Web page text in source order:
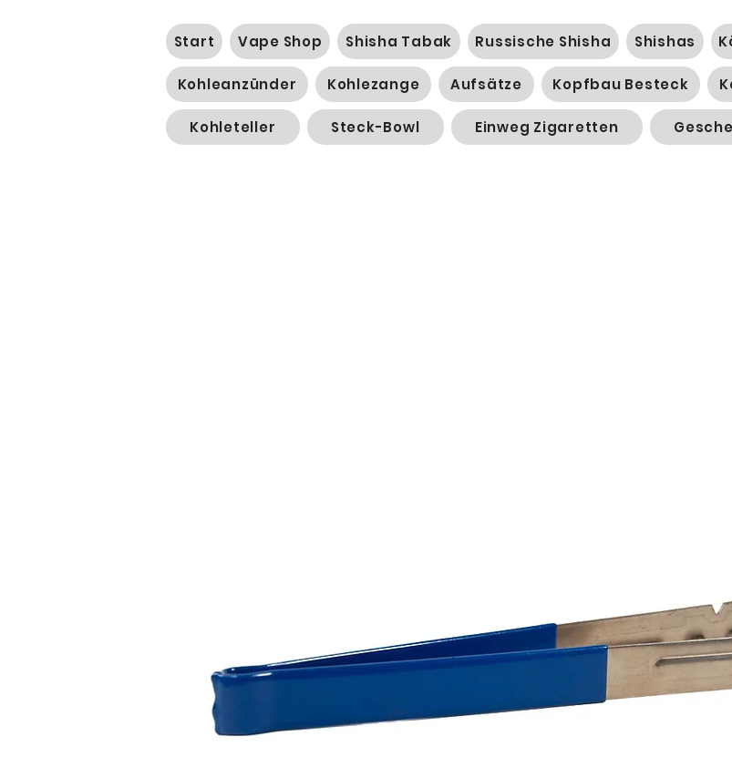
Start Vape Shop Shisha Tabak Russische Shisha Shishas
Kohleanzünder Kohlezange Aufsätze Kopfbau Besteck
Kohleteller Steck-Bowl Einweg Zigaretten